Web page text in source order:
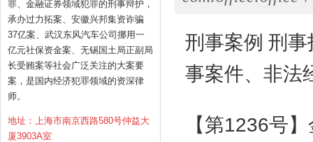
罪、金融证券领域犯罪的刑事辩护，
承办过力拓案、安徽兴邦集资诈骗
37亿案、武汉东风汽车公司挪用一
亿元社保资金案、无锡国土局正副局
长受贿案等社会广泛关注的大案要
案，是国内经济犯罪领域的资深律
师。
地址：上海市南京西路580号仲益大
厦3903A室
刑事案例 刑
事案件、非法
【第1236号】